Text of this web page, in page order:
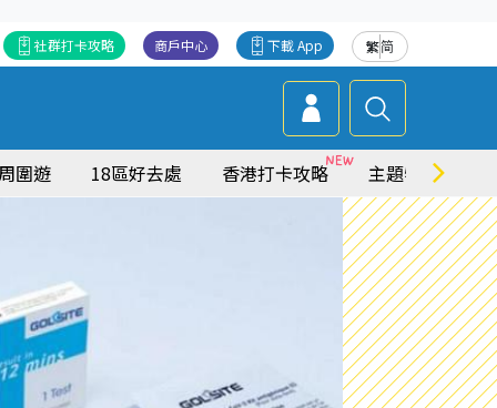
繁简
下載 App
商戶中心
社群打卡攻略
圍遊 18區好去處 香港打卡攻略 主題特集